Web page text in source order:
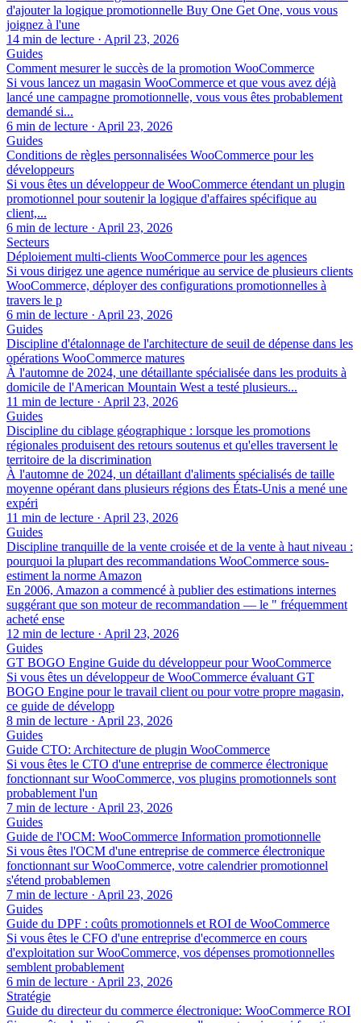
d'ajouter la logique promotionnelle Buy One Get One, vous vous
joignez à l'une
14 min de lecture · April 23, 2026
Guides
Comment mesurer le succès de la promotion WooCommerce
Si vous lancez un magasin WooCommerce et que vous avez déjà
lancé une campagne promotionnelle, vous vous êtes probablement
demandé si...
6 min de lecture · April 23, 2026
Guides
Conditions de règles personnalisées WooCommerce pour les
développeurs
Si vous êtes un développeur de WooCommerce étendant un plugin
promotionnel pour soutenir la logique d'affaires spécifique au
client,...
6 min de lecture · April 23, 2026
Secteurs
Déploiement multi-clients WooCommerce pour les agences
Si vous dirigez une agence numérique au service de plusieurs clients
WooCommerce, déployer des configurations promotionnelles à
travers le p
6 min de lecture · April 23, 2026
Guides
Discipline d'étalonnage de l'architecture de seuil de dépense dans les
opérations WooCommerce matures
À l'automne de 2024, une détaillante spécialisée dans les produits à
domicile de l'American Mountain West a testé plusieurs...
11 min de lecture · April 23, 2026
Guides
Discipline du ciblage géographique : lorsque les promotions
régionales produisent des retours soutenus et qu'elles traversent le
territoire de la discrimination
À l'automne de 2024, un détaillant d'aliments spécialisés de taille
moyenne opérant dans plusieurs régions des États-Unis a mené une
expéri
11 min de lecture · April 23, 2026
Guides
Discipline tranquille de la vente croisée et de la vente à haut niveau :
pourquoi la plupart des recommandations WooCommerce sous-
estiment la norme Amazon
En 2006, Amazon a commencé à publier des estimations internes
suggérant que son moteur de recommandation — le " fréquemment
acheté ense
12 min de lecture · April 23, 2026
Guides
GT BOGO Engine Guide du développeur pour WooCommerce
Si vous êtes un développeur de WooCommerce évaluant GT
BOGO Engine pour le travail client ou pour votre propre magasin,
ce guide de développ
8 min de lecture · April 23, 2026
Guides
Guide CTO: Architecture de plugin WooCommerce
Si vous êtes le CTO d'une entreprise de commerce électronique
fonctionnant sur WooCommerce, vos plugins promotionnels sont
probablement l'un
7 min de lecture · April 23, 2026
Guides
Guide de l'OCM: WooCommerce Information promotionnelle
Si vous êtes l'OCM d'une entreprise de commerce électronique
fonctionnant sur WooCommerce, votre calendrier promotionnel
s'étend probablemen
7 min de lecture · April 23, 2026
Guides
Guide du DPF : coûts promotionnels et ROI de WooCommerce
Si vous êtes le CFO d'une entreprise d'ecommerce en cours
d'exploitation sur WooCommerce, vos dépenses promotionnelles
semblent probablement
6 min de lecture · April 23, 2026
Stratégie
Guide du directeur du commerce électronique: WooCommerce ROI